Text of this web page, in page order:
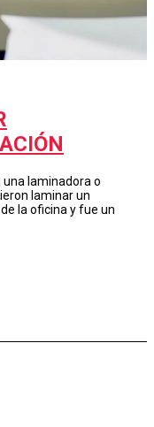
laminadora o
laminar un
la oficina y fue un